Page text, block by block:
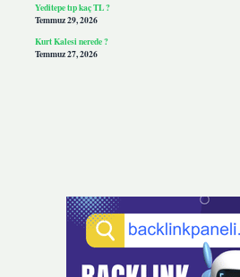
Yeditepe tıp kaç TL ?
Temmuz 29, 2026
Kurt Kalesi nerede ?
Temmuz 27, 2026